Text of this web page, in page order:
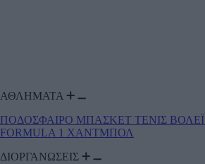
ΑΘΛΗΜΑΤΑ
ΠΟΔΟΣΦΑΙΡΟ ΜΠΑΣΚΕΤ ΤΕΝΙΣ ΒΟΛΕΪ
FORMULA 1 ΧΑΝΤΜΠΟΛ
ΔΙΟΡΓΑΝΩΣΕΙΣ